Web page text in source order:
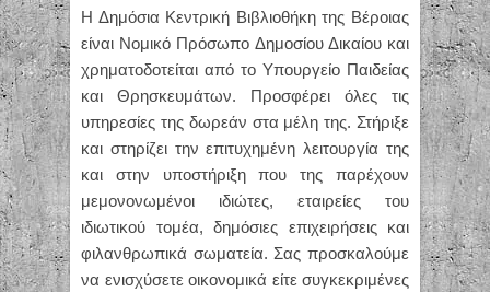
Η Δημόσια Κεντρική Βιβλιοθήκη της Βέροιας
είναι Νομικό Πρόσωπο Δημοσίου Δικαίου και
χρηματοδοτείται από το Υπουργείο Παιδείας
και Θρησκευμάτων. Προσφέρει όλες τις
υπηρεσίες της​ δωρεάν στα μέλη της. Στήριξε
και στηρίζει την επιτυχημένη λειτουργία της
και στην υποστήριξη που της παρέχουν
μεμονονωμένοι ιδιώτες, εταιρείες του
ιδιωτικού τομέα, δημόσιες επιχειρήσεις και
φιλανθρωπικά σωματεία. Σας προσκαλούμε
να ενισχύσετε οικονομικά είτε συγκεκριμένες